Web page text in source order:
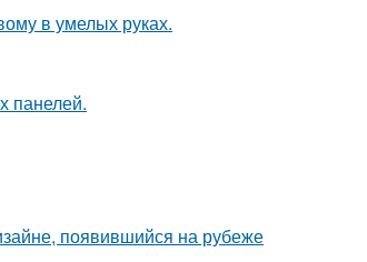
в умелых руках.
панелей.
появившийся на рубеже